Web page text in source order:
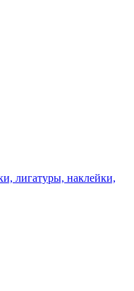
лигатуры, наклейки,